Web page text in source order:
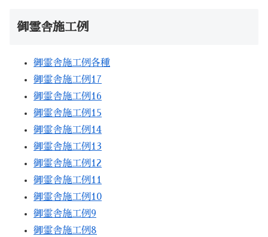
御霊舎施工例
御霊舎施工例各種
御霊舎施工例17
御霊舎施工例16
御霊舎施工例15
御霊舎施工例14
御霊舎施工例13
御霊舎施工例12
御霊舎施工例11
御霊舎施工例10
御霊舎施工例9
御霊舎施工例8